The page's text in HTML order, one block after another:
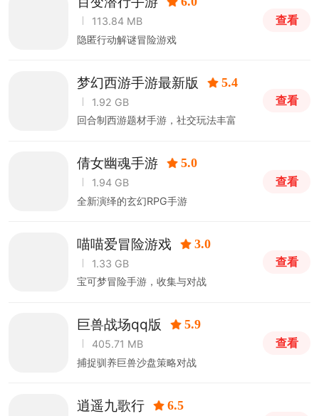
113.84 MB
隐匿行动解谜冒险游戏
查看
梦幻西游手游最新版 5.4
1.92 GB
回合制西游题材手游，社交玩法丰富
查看
倩女幽魂手游 5.0
1.94 GB
全新演绎的玄幻RPG手游
查看
喵喵爱冒险游戏 3.0
1.33 GB
宝可梦冒险手游，收集与对战
查看
巨兽战场qq版 5.9
405.71 MB
捕捉驯养巨兽沙盘策略对战
查看
逍遥九歌行 6.5